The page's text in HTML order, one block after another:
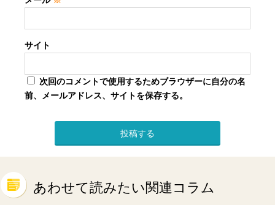
サイト
次回のコメントで使用するためブラウザーに自分の名
前、メールアドレス、サイトを保存する。
あわせて読みたい関連コラム